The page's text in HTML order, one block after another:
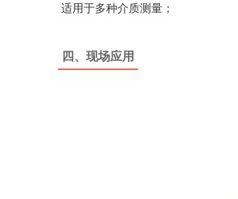
适用于多种介质测量；
四、现场应用